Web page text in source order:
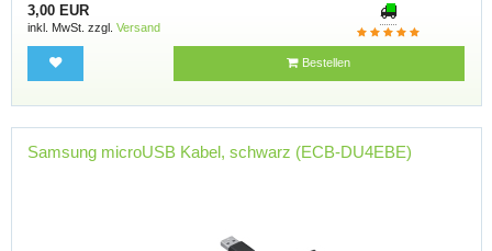
3,00 EUR
inkl. MwSt. zzgl. Versand
Bestellen
Samsung microUSB Kabel, schwarz (ECB-DU4EBE)